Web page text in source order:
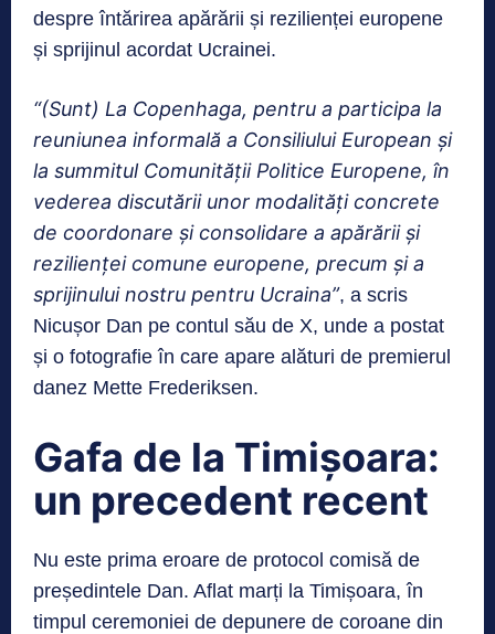
despre întărirea apărării și rezilienței europene
și sprijinul acordat Ucrainei.
“(Sunt) La Copenhaga, pentru a participa la
reuniunea informală a Consiliului European și
la summitul Comunității Politice Europene, în
vederea discutării unor modalități concrete
de coordonare și consolidare a apărării și
rezilienței comune europene, precum și a
sprijinului nostru pentru Ucraina”, a scris
Nicușor Dan pe contul său de X, unde a postat
și o fotografie în care apare alături de premierul
danez Mette Frederiksen.
Gafa de la Timișoara:
un precedent recent
Nu este prima eroare de protocol comisă de
președintele Dan. Aflat marți la Timișoara, în
timpul ceremoniei de depunere de coroane din